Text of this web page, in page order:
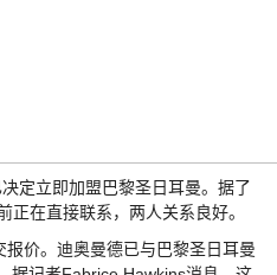
定立即加盟巴黎圣日耳曼。据了
在直接联系，两人关系良好。
价。迪奥曼德已与巴黎圣日耳曼